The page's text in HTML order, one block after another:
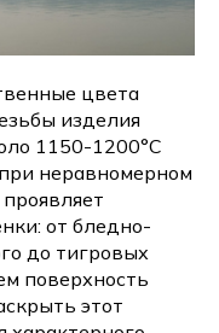
цвета
изделия
1150-1200°C
неравномерном
от бледно-
до тигровых
поверхность
этот